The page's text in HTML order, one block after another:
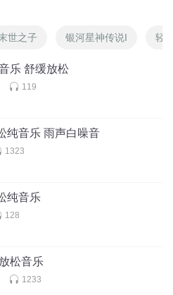
世之子 银河星神传说I 轻
乐 舒缓放松
119
纯音乐 雨声白噪音
1323
纯音乐
128
松音乐
1233